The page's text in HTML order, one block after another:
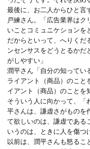
最後に、お二人からひと言
戸練さん。
「広告業界は
いことコミュニケションを
だからといって、へりくだ
ンセンサスをどうとるかだ
がしやすい」
潤平さん「自分の知ってい
ライアント（商品）のこと
イアント（商品）のことを
そういう人に向かって、
平さんは、 謙虚さがものを
て欲しいのは、 謙虚である
いうのは、ときに人を傷つ
以前は、潤平さんも怒るこ